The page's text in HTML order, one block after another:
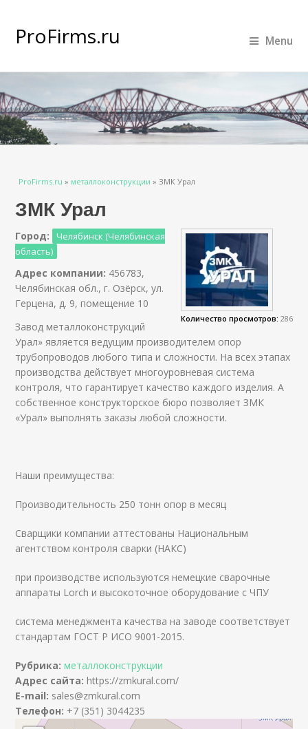
ProFirms.ru Menu
Вы здесь
ProFirms.ru » металлоконструкции » ЗМК Урал
ЗМК Урал
Количество просмотров: 286
Город:
Челябинск (Челябинская
область)
Адрес компании: 456783,
Челябинская обл., г. Озёрск, ул.
Герцена, д. 9, помещение 10
Завод металлоконструкций
Урал» является ведущим производителем опор
трубопроводов любого типа и сложности. На всех этапах
производства действует многоуровневая система
контроля, что гарантирует качество каждого изделия. А
собственное конструкторское бюро позволяет ЗМК
«Урал» выполнять заказы любой сложности.
Наши преимущества:
Производительность 250 тонн опор в месяц
Сварщики компании аттестованы Национальным
агентством контроля сварки (НАКС)
при производстве используются немецкие сварочные
аппараты Lorch и высокоточное оборудование с ЧПУ
система менеджмента качества на заводе соответствует
стандартам ГОСТ Р ИСО 9001-2015.
Рубрика:металлоконструкции
Адрес сайта: https://zmkural.com/
E-mail: sales@zmkural.com
Телефон: +7 (351) 3044235